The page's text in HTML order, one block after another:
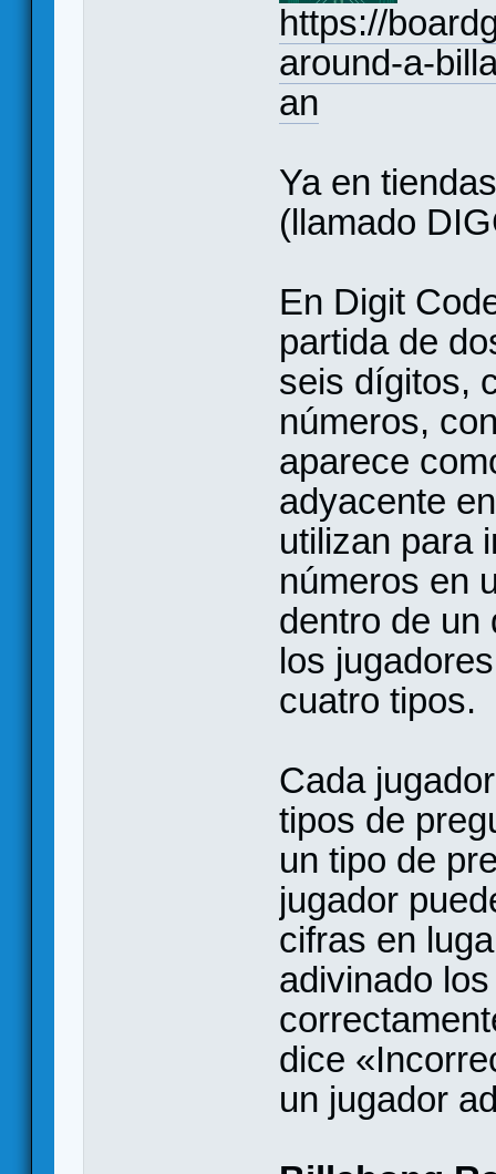
https://
around-a-
an
Ya en
(llamado
En Digit
partida de
seis dígitos,
números,
aparece
adyacente
utilizan para
números en
dentro de un
los
cuatro tipos.
Cada
tipos de
un tipo de
jugador
cifras en
adivinado
dice
un jugador